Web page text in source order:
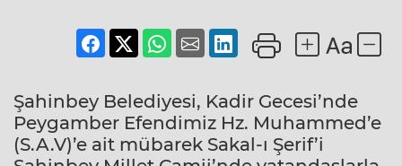
Şahinbey Belediyesi, Kadir Gecesi’nde
Peygamber Efendimiz Hz. Muhammed’e
(S.A.V)’e ait mübarek Sakal-ı Şerif’i